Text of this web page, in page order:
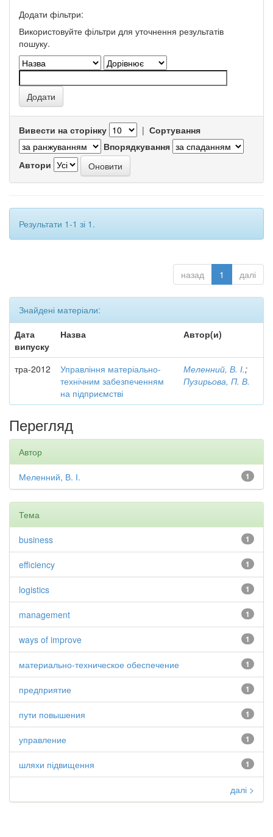
Додати фільтри:
Використовуйте фільтри для уточнення результатів
пошуку.
Вивести на сторінку | Сортування
Впорядкування
Автори
Результати 1-1 зі 1.
назад 1 далі
Знайдені матеріали:
Дата
випуску
Назва Автор(и)
тра-2012
Управління матеріально-
технічним забезпеченням
на підприємстві
Меленний, В. І.;
Пузирьова, П. В.
Перегляд
Автор
1
Меленний, В. І.
Тема
1
business
1
efficiency
1
logistics
1
management
1
ways of improve
1
материально-техническое обеспечение
1
предприятие
1
пути повышения
1
управление
1
шляхи підвищення
далі >